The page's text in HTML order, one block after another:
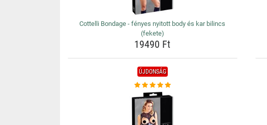
Cottelli Bondage - fényes nyitott body és kar bilincs
(fekete)
19490 Ft
ÚJDONSÁG